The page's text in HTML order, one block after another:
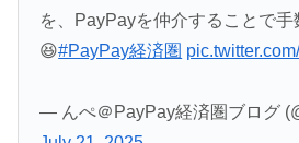
を、PayPayを仲介することで手
😆#PayPay経済圏
— んぺ＠PayPay経済圏ブログ